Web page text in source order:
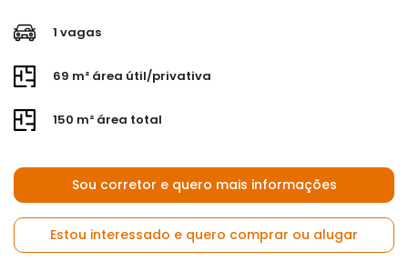
1 vagas
69 m² área útil/privativa
150 m² área total
Sou corretor e quero mais informações
Estou interessado e quero comprar ou alugar